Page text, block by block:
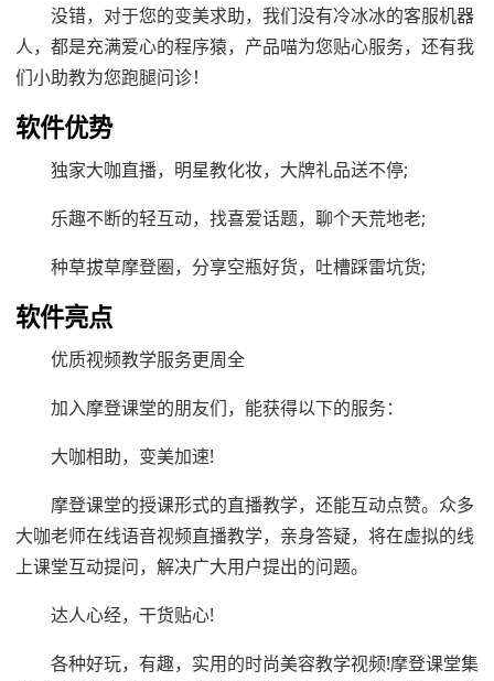
没错，对于您的变美求助，我们没有冷冰冰的客服机器
人，都是充满爱心的程序猿，产品喵为您贴心服务，还有我
们小助教为您跑腿问诊！
软件优势
独家大咖直播，明星教化妆，大牌礼品送不停;
乐趣不断的轻互动，找喜爱话题，聊个天荒地老;
种草拔草摩登圈，分享空瓶好货，吐槽踩雷坑货;
软件亮点
优质视频教学服务更周全
加入摩登课堂的朋友们，能获得以下的服务：
大咖相助，变美加速!
摩登课堂的授课形式的直播教学，还能互动点赞。众多
大咖老师在线语音视频直播教学，亲身答疑，将在虚拟的线
上课堂互动提问，解决广大用户提出的问题。
达人心经，干货贴心!
各种好玩，有趣，实用的时尚美容教学视频!摩登课堂集